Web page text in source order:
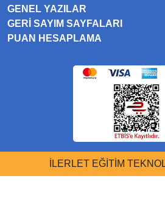
GENEL YAZILAR
GERI SAYIM SAYFALARI
PUAN HESAPLAMA
İLERLET EĞİTİM